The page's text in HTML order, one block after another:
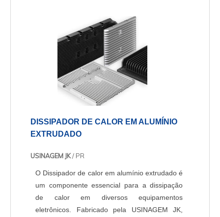
DISSIPADOR DE CALOR EM ALUMÍNIO
EXTRUDADO
USINAGEM JK/ PR
O Dissipador de calor em alumínio extrudado é
um componente essencial para a dissipação
de calor em diversos equipamentos
eletrônicos. Fabricado pela USINAGEM JK,